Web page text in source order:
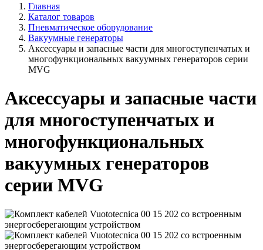
Главная
Каталог товаров
Пневматическое оборудование
Вакуумные генераторы
Аксессуары и запасные части для многоступенчатых и
многофункциональных вакуумных генераторов серии
MVG
Аксессуары и запасные части
для многоступенчатых и
многофункциональных
вакуумных генераторов
серии MVG